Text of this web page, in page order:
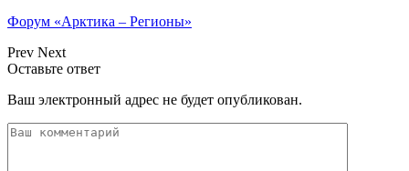
Форум «Арктика – Регионы»
Prev Next
Оставьте ответ
Ваш электронный адрес не будет опубликован.